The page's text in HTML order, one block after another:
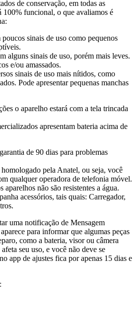
de conservação, em todas as
100% funcional, o que avaliamos é
sinais de uso como pequenos
alguns sinais de uso, porém mais leves.
e/ou amassados.
sinais de uso mais nítidos, como
Pode apresentar pequenas manchas
o aparelho estará com a tela trincada
apresentam bateria acima de
de 90 dias para problemas
pela Anatel, ou seja, você
qualquer operadora de telefonia móvel.
aparelhos não são resistentes a água.
acessórios, tais quais: Carregador,
uma notificação de Mensagem
para informar que algumas peças
como a bateria, visor ou câmera
seu uso, e você não deve se
app de ajustes fica por apenas 15 dias e